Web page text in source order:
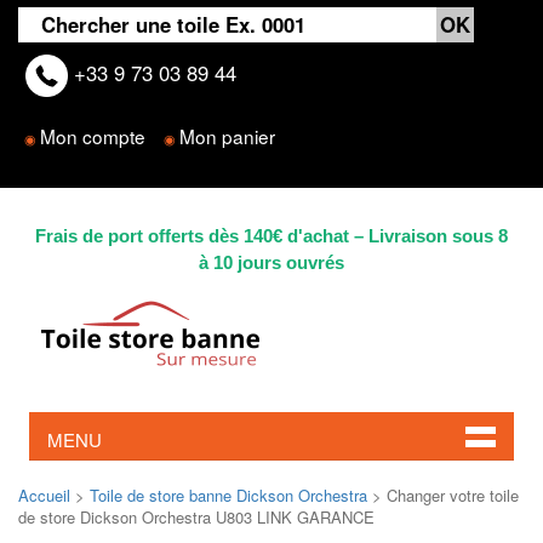
+33 9 73 03 89 44
◉ Mon compte ◉ Mon panier
Frais de port offerts dès 140€ d'achat – Livraison sous 8
à 10 jours ouvrés
MENU
Accueil > Toile de store banne Dickson Orchestra > Changer votre toile
de store Dickson Orchestra U803 LINK GARANCE